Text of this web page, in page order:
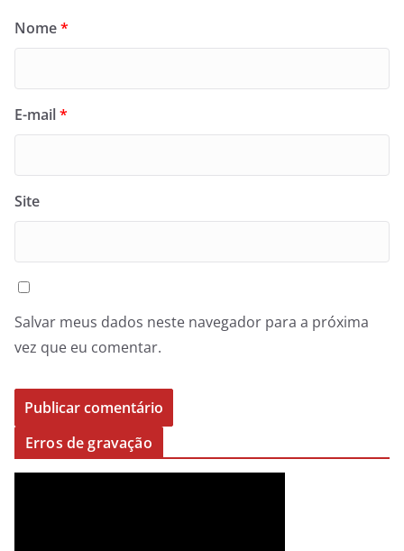
Nome*
E-mail*
Site
Salvar meus dados neste navegador para a próxima
vez que eu comentar.
Erros de gravação